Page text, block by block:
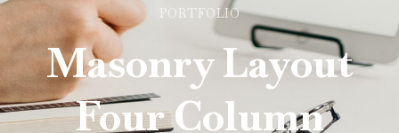
PORTFOLIO
Masonry Layout
Four Column